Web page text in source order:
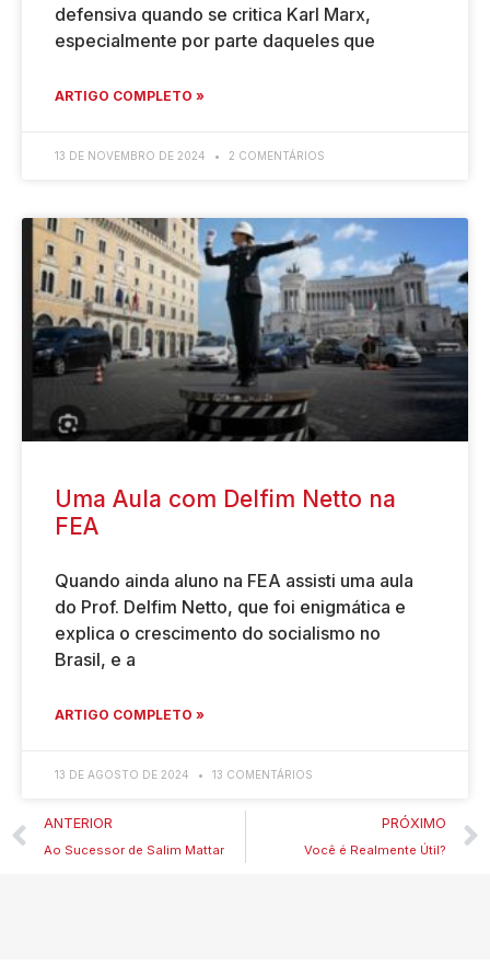
defensiva quando se critica Karl Marx,
especialmente por parte daqueles que
ARTIGO COMPLETO »
13 DE NOVEMBRO DE 2024 2 COMENTÁRIOS
Uma Aula com Delfim Netto na
FEA
Quando ainda aluno na FEA assisti uma aula
do Prof. Delfim Netto, que foi enigmática e
explica o crescimento do socialismo no
Brasil, e a
ARTIGO COMPLETO »
13 DE AGOSTO DE 2024 13 COMENTÁRIOS
ANTERIOR
Ao Sucessor de Salim Mattar
PRÓXIMO
Você é Realmente Útil?